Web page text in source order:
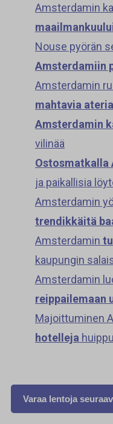
Amsterdamin
Nouse pyörän
Amsterdamiin
Amsterdamin
mahtavia
Amsterdamin
vilinää
Ostosmatkalla
ja paikallisia
Amsterdamin
trendikkäitä
Amsterdamin
kaupungin
Amsterdamin
reippailemaan
Majoittuminen
hotelleja
Varaa lentoja